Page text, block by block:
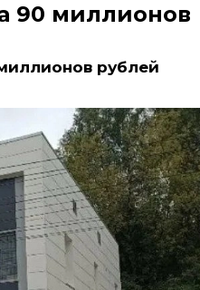
90 миллионов
рублей